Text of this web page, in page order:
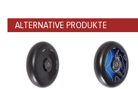
ALTERNATIVE PRODUKTE